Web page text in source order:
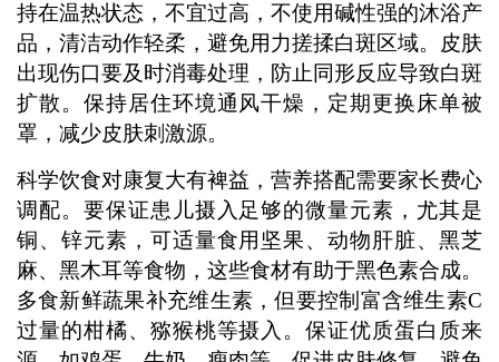
持在温热状态，不宜过高，不使用碱性强的沐浴产
品，清洁动作轻柔，避免用力搓揉白斑区域。皮肤
出现伤口要及时消毒处理，防止同形反应导致白斑
扩散。保持居住环境通风干燥，定期更换床单被
罩，减少皮肤刺激源。
科学饮食对康复大有裨益，营养搭配需要家长费心
调配。要保证患儿摄入足够的微量元素，尤其是
铜、锌元素，可适量食用坚果、动物肝脏、黑芝
麻、黑木耳等食物，这些食材有助于黑色素合成。
多食新鲜蔬果补充维生素，但要控制富含维生素C
过量的柑橘、猕猴桃等摄入。保证优质蛋白质来